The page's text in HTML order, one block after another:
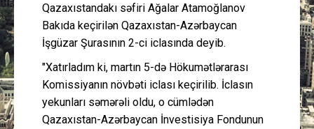
Peşə etikası
Qazaxıstandakı səfiri Ağalar Atamoğlanov
Bakıda keçirilən Qazaxıstan-Azərbaycan
İşgüzar Şurasının 2-ci iclasında deyib.
"Xatırladım ki, martın 5-də Hökumətlərarası
Komissiyanın növbəti iclası keçirilib. İclasın
yekunları səmərəli oldu, o cümlədən
Qazaxıstan-Azərbaycan İnvestisiya Fondunun